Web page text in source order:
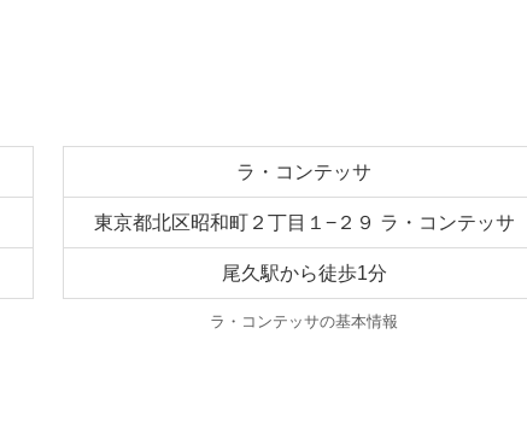
ラ・コンテッサ
東京都北区昭和町２丁目１−２９ ラ・コンテッサ
尾久駅から徒歩1分
ラ・コンテッサの基本情報